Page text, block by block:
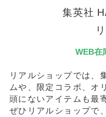
集英社
WEB在
リアルショップでは、
ムや、限定コラボ、オ
頭にないアイテムも最
ぜひリアルショップで